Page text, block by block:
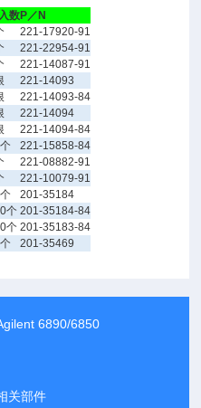
数P／N
221-17920-91
221-22954-91
221-14087-91
221-14093
221-14093-84
221-14094
221-14094-84
221-15858-84
221-08882-91
221-10079-91
201-35184
个 201-35184-84
个 201-35183-84
201-35469
6890/6850
关部件